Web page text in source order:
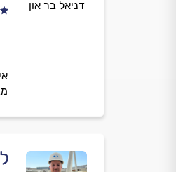
דניאל בר און